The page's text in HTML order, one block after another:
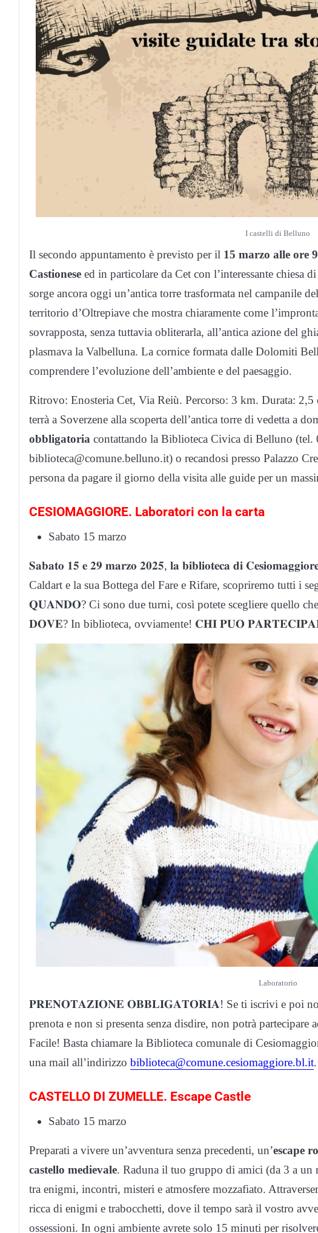
I castelli di Belluno
Il secondo appuntamento è previsto per il 15 marzo alle ore
Castionese ed in particolare da Cet con l’interessante chiesa
sorge ancora oggi un’antica torre trasformata nel campanile
territorio d’Oltrepiave che mostra chiaramente come
sovrapposta, senza tuttavia obliterarla, all’antica azione del
plasmava la Valbelluna. La cornice formata dalle Dolomiti
comprendere l’evoluzione dell’ambiente e del paesaggio.
Ritrovo: Enosteria Cet, Via Reiù. Percorso: 3 km. Durata: 2,5
terrà a Soverzene alla scoperta dell’antica torre di vedetta a
obbligatoria contattando la Biblioteca Civica di Belluno
biblioteca@comune.belluno.it) o recandosi presso Palazzo
persona da pagare il giorno della visita alle guide per un
CESIOMAGGIORE. Laboratori con la carta
Sabato 15 marzo
𝐒𝐚𝐛𝐚𝐭𝐨 𝟏𝟓 𝐞 𝟐𝟗 𝐦𝐚𝐫𝐳𝐨 𝟐𝟎𝟐𝟓, 𝐥𝐚 𝐛𝐢𝐛𝐥𝐢𝐨𝐭𝐞𝐜𝐚 𝐝𝐢
Caldart e la sua Bottega del Fare e Rifare, scopriremo tutti i
𝐐𝐔𝐀𝐍𝐃𝐎? Ci sono due turni, così potete scegliere quello
𝐃𝐎𝐕𝐄? In biblioteca, ovviamente! 𝐂𝐇𝐈 𝐏𝐔𝐎̀
Laboratorio
𝐏𝐑𝐄𝐍𝐎𝐓𝐀𝐙𝐈𝐎𝐍𝐄 𝐎𝐁𝐁𝐋𝐈𝐆𝐀𝐓𝐎𝐑𝐈𝐀! Se ti iscrivi e poi non
prenota e non si presenta senza disdire, non potrà
Facile! Basta chiamare la Biblioteca comunale di
una mail all’indirizzo biblioteca@comune.cesiomaggiore.bl.it.
CASTELLO DI ZUMELLE. Escape Castle
Sabato 15 marzo
Preparati a vivere un’avventura senza precedenti, un’escape
castello medievale. Raduna il tuo gruppo di amici (da 3 a un
tra enigmi, incontri, misteri e atmosfere mozzafiato.
ricca di enigmi e trabocchetti, dove il tempo sarà il vostro
ossessioni. In ogni ambiente avrete solo 15 minuti per